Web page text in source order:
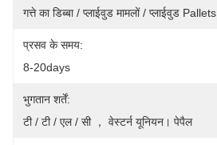
गत्ते का डिब्बा / प्लाईवुड मामलों / प्लाईवुड Pallets
प्रसव के समय:
8-20days
भुगतान शर्तें:
टी / टी / एल / सी ， वेस्टर्न यूनियन। पेपैल